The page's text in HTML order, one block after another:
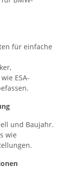
für einfache
ESA-
und Baujahr.
wie